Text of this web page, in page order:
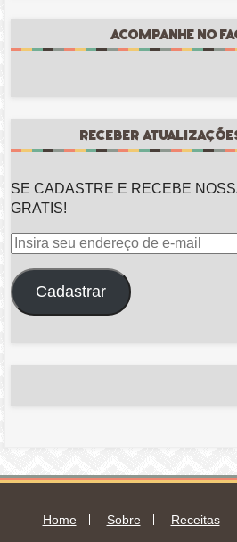
ACOMPANHE NO
RECEBER
SE CADASTRE E RECEBE
GRATIS!
Insira
endereço
de
Cadastrar
Home Sobre Receitas